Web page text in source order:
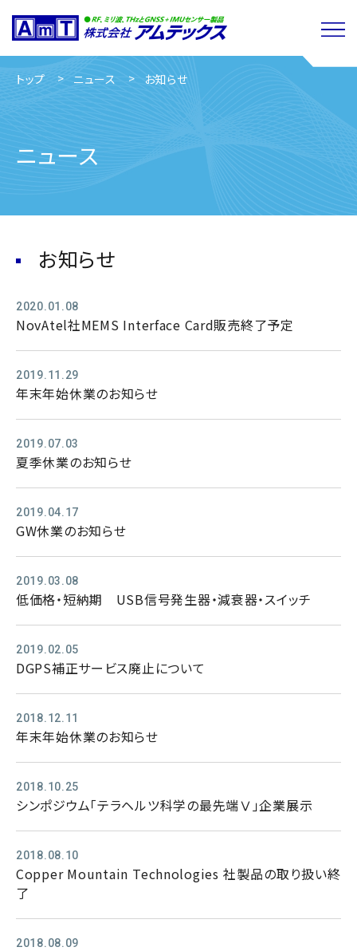
トップ ニュース お知らせ
ニュース
お知らせ
2020.01.08
NovAtel社MEMS Interface Card販売終了予定
2019.11.29
年末年始休業のお知らせ
2019.07.03
夏季休業のお知らせ
2019.04.17
GW休業のお知らせ
2019.03.08
低価格・短納期 USB信号発生器・減衰器・スイッチ
2019.02.05
DGPS補正サービス廃止について
2018.12.11
年末年始休業のお知らせ
2018.10.25
シンポジウム「テラヘルツ科学の最先端Ⅴ」企業展示
2018.08.10
Copper Mountain Technologies 社製品の取り扱い終
了
2018.08.09